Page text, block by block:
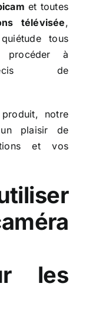
et toutes
télévisée,
tous
à
de
notre
plaisir de
et vos
les